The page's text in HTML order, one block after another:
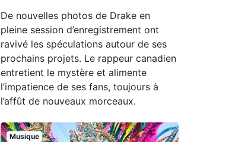
De nouvelles photos de Drake en
pleine session d’enregistrement ont
ravivé les spéculations autour de ses
prochains projets. Le rappeur canadien
entretient le mystère et alimente
l’impatience de ses fans, toujours à
l’affût de nouveaux morceaux.
Musique